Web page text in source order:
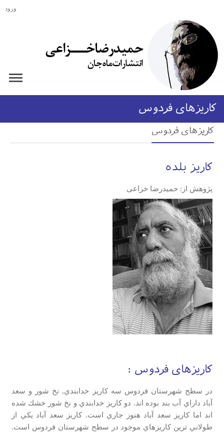
ورود
کاریزهای فردوس
کاریزهای فردوس
کاریز بلده
پژوهش از: حمیدرضا خزاعی
کاریزهای فردوس :
در سطح شهرستان فردوس سه كاريز خدابندي, نخ شور و سعد
آباد داراي آب بند بوده اند. دو كاريز خدابندي و نخ شور خشك شده
اند اما كاريز سعد آباد هنوز جاري است. كاريز سعد آباد يكي از
طولاني ترين كاريزهاي موجود در سطح شهرستان فردوس است.